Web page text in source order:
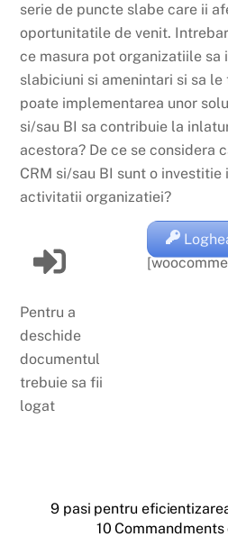
serie de puncte slabe care ii
oportunitatile de venit.
ce masura pot organizatiile
slabiciuni si amenintari si sa
poate implementarea unor
si/sau BI sa contribuie la
acestora? De ce se considera
CRM si/sau BI sunt o
activitatii organizatiei?
Pentru a
deschide
documentul
trebuie sa fii
logat
9 pasi pentru
10